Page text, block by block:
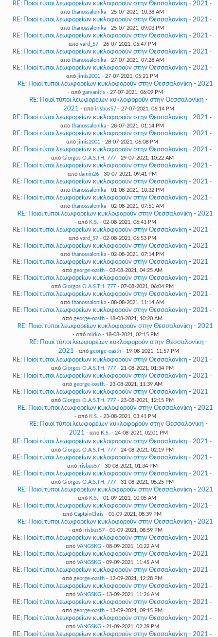
RE: Ποιοί τύποι λεωφορείων κυκλοφορούν στην Θεσσαλονίκη - 2021 -
από thanossalonika - 25-07-2021, 10:38 AM
RE: Ποιοί τύποι λεωφορείων κυκλοφορούν στην Θεσσαλονίκη - 2021 -
από thanossalonika - 25-07-2021, 09:03 PM
RE: Ποιοί τύποι λεωφορείων κυκλοφορούν στην Θεσσαλονίκη - 2021 -
από vard_57- 26-07-2021, 05:47 PM
RE: Ποιοί τύποι λεωφορείων κυκλοφορούν στην Θεσσαλονίκη - 2021 -
από thanossalonika - 27-07-2021, 07:28 AM
RE: Ποιοί τύποι λεωφορείων κυκλοφορούν στην Θεσσαλονίκη - 2021 -
από jimis2001 - 27-07-2021, 05:21 PM
RE: Ποιοί τύποι λεωφορείων κυκλοφορούν στην Θεσσαλονίκη - 2021
- από garvanitis - 27-07-2021, 06:09 PM
RE: Ποιοί τύποι λεωφορείων κυκλοφορούν στην Θεσσαλονίκη -
2021 - από irisbus57- 27-07-2021, 06:14 PM
RE: Ποιοί τύποι λεωφορείων κυκλοφορούν στην Θεσσαλονίκη - 2021 -
από thanossalonika - 28-07-2021, 01:14 PM
RE: Ποιοί τύποι λεωφορείων κυκλοφορούν στην Θεσσαλονίκη - 2021 -
από jimis2001 - 28-07-2021, 06:08 PM
RE: Ποιοί τύποι λεωφορείων κυκλοφορούν στην Θεσσαλονίκη - 2021 -
από Giorgos O.A.S.TH. 777- 29-07-2021, 10:22 AM
RE: Ποιοί τύποι λεωφορείων κυκλοφορούν στην Θεσσαλονίκη - 2021 -
από damin26 - 30-07-2021, 09:41 PM
RE: Ποιοί τύποι λεωφορείων κυκλοφορούν στην Θεσσαλονίκη - 2021 -
από thanossalonika - 01-08-2021, 10:32 PM
RE: Ποιοί τύποι λεωφορείων κυκλοφορούν στην Θεσσαλονίκη - 2021 -
από thanossalonika - 02-08-2021, 07:51 AM
RE: Ποιοί τύποι λεωφορείων κυκλοφορούν στην Θεσσαλονίκη - 2021
- από K.S. - 02-08-2021, 06:41 PM
RE: Ποιοί τύποι λεωφορείων κυκλοφορούν στην Θεσσαλονίκη - 2021 -
από vard_57- 02-08-2021, 06:53 PM
RE: Ποιοί τύποι λεωφορείων κυκλοφορούν στην Θεσσαλονίκη - 2021 -
από thanossalonika - 02-08-2021, 07:14 PM
RE: Ποιοί τύποι λεωφορείων κυκλοφορούν στην Θεσσαλονίκη - 2021 -
από george-oasth- 03-08-2021, 04:25 AM
RE: Ποιοί τύποι λεωφορείων κυκλοφορούν στην Θεσσαλονίκη - 2021 -
από Giorgos O.A.S.TH. 777- 07-08-2021, 06:04 PM
RE: Ποιοί τύποι λεωφορείων κυκλοφορούν στην Θεσσαλονίκη - 2021 -
από thanossalonika - 08-08-2021, 11:14 AM
RE: Ποιοί τύποι λεωφορείων κυκλοφορούν στην Θεσσαλονίκη - 2021 -
από george-oasth- 18-08-2021, 10:20 AM
RE: Ποιοί τύποι λεωφορείων κυκλοφορούν στην Θεσσαλονίκη - 2021
- από mirko- 18-08-2021, 02:15 PM
RE: Ποιοί τύποι λεωφορείων κυκλοφορούν στην Θεσσαλονίκη -
2021 - από george-oasth- 19-08-2021, 11:57 PM
RE: Ποιοί τύποι λεωφορείων κυκλοφορούν στην Θεσσαλονίκη - 2021 -
από Giorgos O.A.S.TH. 777- 21-08-2021, 01:34 PM
RE: Ποιοί τύποι λεωφορείων κυκλοφορούν στην Θεσσαλονίκη - 2021 -
από george-oasth- 23-08-2021, 11:39 AM
RE: Ποιοί τύποι λεωφορείων κυκλοφορούν στην Θεσσαλονίκη - 2021 -
από Giorgos O.A.S.TH. 777- 23-08-2021, 12:15 PM
RE: Ποιοί τύποι λεωφορείων κυκλοφορούν στην Θεσσαλονίκη - 2021
- από K.S. - 23-08-2021, 03:41 PM
RE: Ποιοί τύποι λεωφορείων κυκλοφορούν στην Θεσσαλονίκη -
2021 - από K.S. - 24-08-2021, 02:01 PM
RE: Ποιοί τύποι λεωφορείων κυκλοφορούν στην Θεσσαλονίκη - 2021 -
από Giorgos O.A.S.TH. 777- 24-08-2021, 02:19 PM
RE: Ποιοί τύποι λεωφορείων κυκλοφορούν στην Θεσσαλονίκη - 2021 -
από irisbus57- 30-08-2021, 01:34 PM
RE: Ποιοί τύποι λεωφορείων κυκλοφορούν στην Θεσσαλονίκη - 2021 -
από Giorgos O.A.S.TH. 777- 31-08-2021, 05:25 PM
RE: Ποιοί τύποι λεωφορείων κυκλοφορούν στην Θεσσαλονίκη - 2021
- από K.S. - 01-09-2021, 10:05 AM
RE: Ποιοί τύποι λεωφορείων κυκλοφορούν στην Θεσσαλονίκη - 2021 -
από CaptainChris - 01-09-2021, 08:39 PM
RE: Ποιοί τύποι λεωφορείων κυκλοφορούν στην Θεσσαλονίκη - 2021
- από irisbus57- 01-09-2021, 08:59 PM
RE: Ποιοί τύποι λεωφορείων κυκλοφορούν στην Θεσσαλονίκη - 2021 -
από VANGSKG- 08-09-2021, 10:22 AM
RE: Ποιοί τύποι λεωφορείων κυκλοφορούν στην Θεσσαλονίκη - 2021 -
από VANGSKG- 09-09-2021, 11:45 AM
RE: Ποιοί τύποι λεωφορείων κυκλοφορούν στην Θεσσαλονίκη - 2021 -
από george-oasth- 12-09-2021, 12:28 PM
RE: Ποιοί τύποι λεωφορείων κυκλοφορούν στην Θεσσαλονίκη - 2021 -
από VANGSKG- 13-09-2021, 11:26 AM
RE: Ποιοί τύποι λεωφορείων κυκλοφορούν στην Θεσσαλονίκη - 2021 -
από george-oasth- 13-09-2021, 09:15 PM
RE: Ποιοί τύποι λεωφορείων κυκλοφορούν στην Θεσσαλονίκη - 2021 -
από VANGSKG- 21-09-2021, 02:39 PM
RE: Ποιοί τύποι λεωφορείων κυκλοφορούν στην Θεσσαλονίκη - 2021 -